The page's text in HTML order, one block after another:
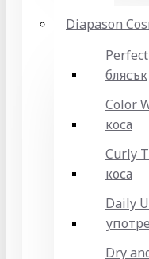
Diapason
блясък
Color
коса
Curly
коса
Daily
Dry